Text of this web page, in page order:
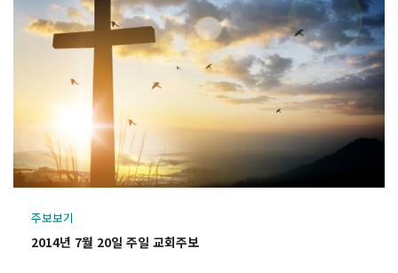
주보보기
2014년 7월 20일 주일 교회주보